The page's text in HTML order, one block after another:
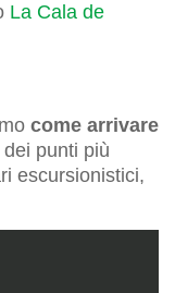
La Cala de
come arrivare
punti più
escursionistici,